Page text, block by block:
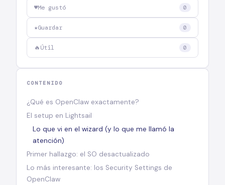
♥Me gustó 0
★Guardar 0
🔥Útil 0
CONTENIDO
¿Qué es OpenClaw exactamente?
El setup en Lightsail
Lo que vi en el wizard (y lo que me llamó la
atención)
Primer hallazgo: el SO desactualizado
Lo más interesante: los Security Settings de
OpenClaw